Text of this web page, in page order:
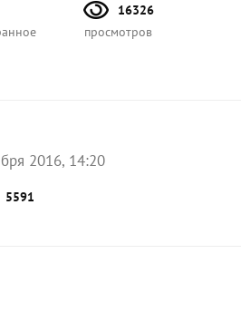
16326
просмотров
2016, 14:20
5591